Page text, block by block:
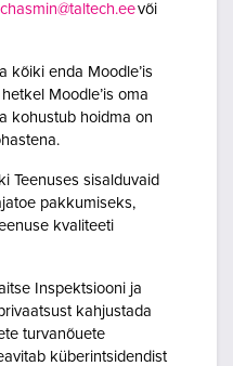
või
kõiki enda Moodle’is
Moodle’is oma
kohustub hoidma on
Teenuses sisalduvaid
pakkumiseks,
kvaliteeti
Inspektsiooni ja
kahjustada
turvanõuete
küberintsidendist